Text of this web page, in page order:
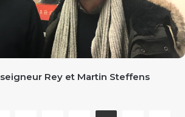
Rey et Martin Steffens